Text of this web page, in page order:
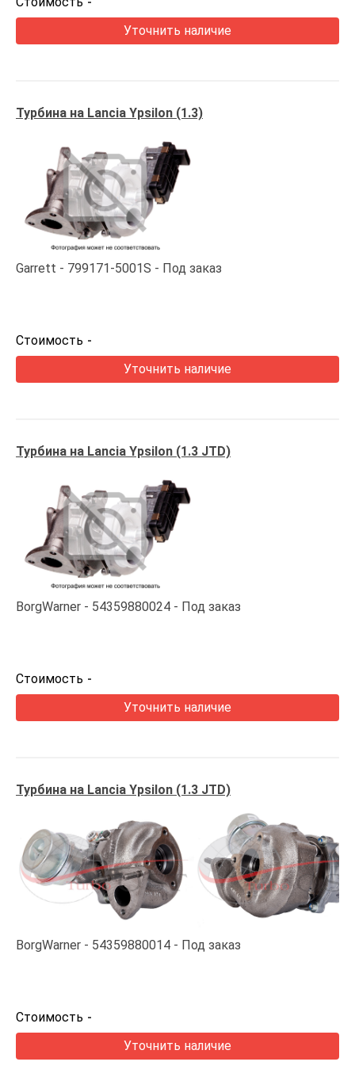
Уточнить наличие
Турбина на Lancia Ypsilon (1.3)
Garrett 799171-5001S Под заказ
Стоимость -
Уточнить наличие
Турбина на Lancia Ypsilon (1.3 JTD)
BorgWarner 54359880024 Под заказ
Стоимость -
Уточнить наличие
Турбина на Lancia Ypsilon (1.3 JTD)
BorgWarner 54359880014 Под заказ
Стоимость -
Уточнить наличие